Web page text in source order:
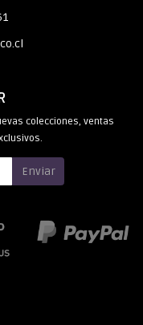
colecciones, ventas
Enviar